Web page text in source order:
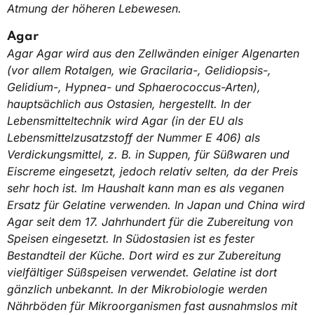
Atmung der höheren Lebewesen.
Agar
Agar Agar wird aus den Zellwänden einiger Algenarten
(vor allem Rotalgen, wie Gracilaria-, Gelidiopsis-,
Gelidium-, Hypnea- und Sphaerococcus-Arten),
hauptsächlich aus Ostasien, hergestellt. In der
Lebensmitteltechnik wird Agar (in der EU als
Lebensmittelzusatzstoff der Nummer E 406) als
Verdickungsmittel, z. B. in Suppen, für Süßwaren und
Eiscreme eingesetzt, jedoch relativ selten, da der Preis
sehr hoch ist. Im Haushalt kann man es als veganen
Ersatz für Gelatine verwenden. In Japan und China wird
Agar seit dem 17. Jahrhundert für die Zubereitung von
Speisen eingesetzt. In Südostasien ist es fester
Bestandteil der Küche. Dort wird es zur Zubereitung
vielfältiger Süßspeisen verwendet. Gelatine ist dort
gänzlich unbekannt. In der Mikrobiologie werden
Nährböden für Mikroorganismen fast ausnahmslos mit